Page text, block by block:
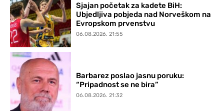
Sjajan početak za kadete BiH:
Ubjedljiva pobjeda nad Norveškom na
Evropskom prvenstvu
06.08.2026. 21:55
Barbarez poslao jasnu poruku:
“Pripadnost se ne bira”
06.08.2026. 21:32